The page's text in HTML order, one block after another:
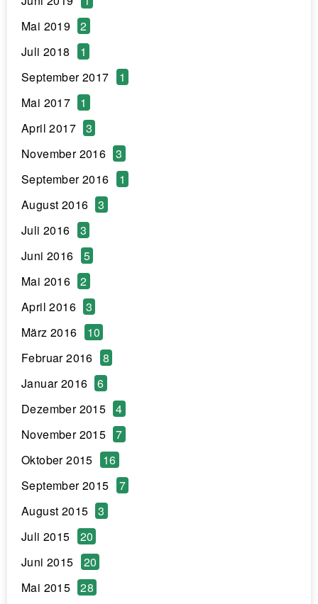
Mai 2019
2
Juli 2018
1
September 2017
1
Mai 2017
1
April 2017
3
November 2016
3
September 2016
1
August 2016
3
Juli 2016
3
Juni 2016
5
Mai 2016
2
April 2016
3
März 2016
10
Februar 2016
8
Januar 2016
6
Dezember 2015
4
November 2015
7
Oktober 2015
16
September 2015
7
August 2015
3
Juli 2015
20
Juni 2015
20
Mai 2015
28